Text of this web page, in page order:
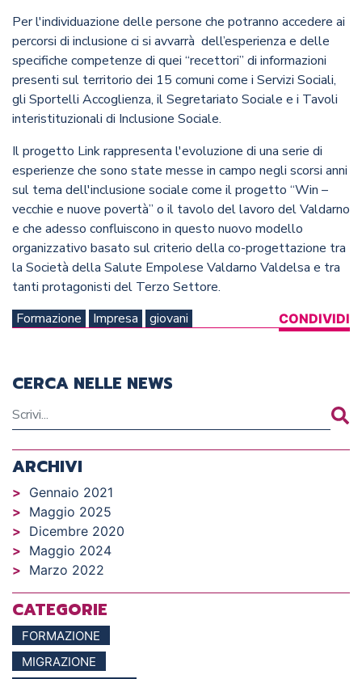
Per l'individuazione delle persone che potranno accedere ai
percorsi di inclusione ci si avvarrà dell’esperienza e delle
specifiche competenze di quei “recettori” di informazioni
presenti sul territorio dei 15 comuni come i Servizi Sociali,
gli Sportelli Accoglienza, il Segretariato Sociale e i Tavoli
interistituzionali di Inclusione Sociale.
Il progetto Link rappresenta l'evoluzione di una serie di
esperienze che sono state messe in campo negli scorsi anni
sul tema dell'inclusione sociale come il progetto “Win –
vecchie e nuove povertà” o il tavolo del lavoro del Valdarno
e che adesso confluiscono in questo nuovo modello
organizzativo basato sul criterio della co-progettazione tra
la Società della Salute Empolese Valdarno Valdelsa e tra
tanti protagonisti del Terzo Settore.
Formazione
Impresa giovani CONDIVIDI
CERCA NELLE NEWS
ARCHIVI
Gennaio 2021
Maggio 2025
Dicembre 2020
Maggio 2024
Marzo 2022
CATEGORIE
FORMAZIONE
MIGRAZIONE